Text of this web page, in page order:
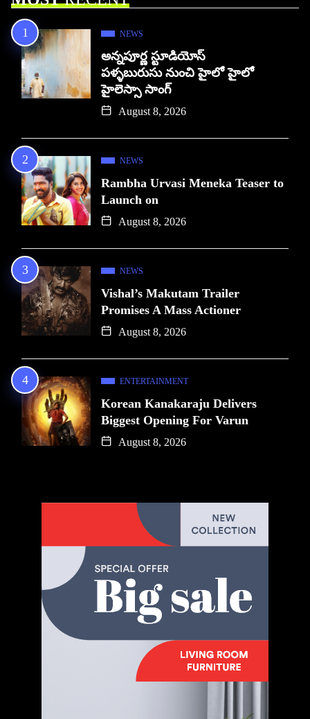
NEWS
అన్నపూర్ణ స్టూడియోస్
పళ్ళబురుసు నుంచి హైలో హైలో
హైలెస్సా సాంగ్
August 8, 2026
NEWS
Rambha Urvasi Meneka Teaser to
Launch on
August 8, 2026
NEWS
Vishal’s Makutam Trailer
Promises A Mass Actioner
August 8, 2026
ENTERTAINMENT
Korean Kanakaraju Delivers
Biggest Opening For Varun
August 8, 2026